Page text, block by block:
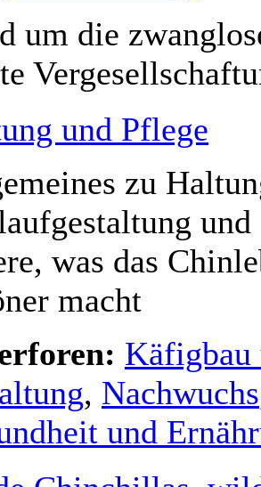
um die
und Pflege
zu
und
was das
macht
Käfigbau
, Nachwuchs
und